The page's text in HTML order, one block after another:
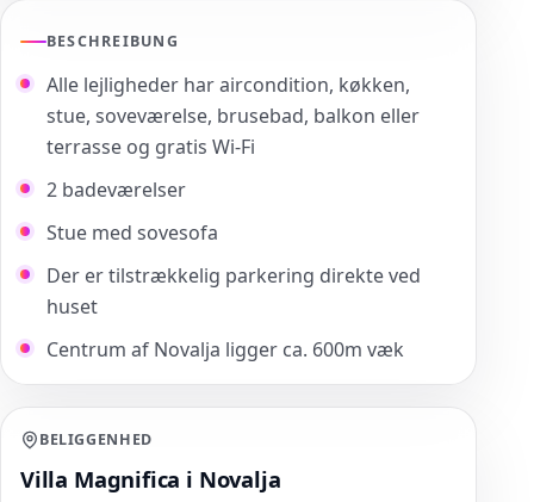
BESCHREIBUNG
Alle lejligheder har aircondition, køkken,
stue, soveværelse, brusebad, balkon eller
terrasse og gratis Wi-Fi
2 badeværelser
Stue med sovesofa
Der er tilstrækkelig parkering direkte ved
huset
Centrum af Novalja ligger ca. 600m væk
BELIGGENHED
Villa Magnifica i Novalja